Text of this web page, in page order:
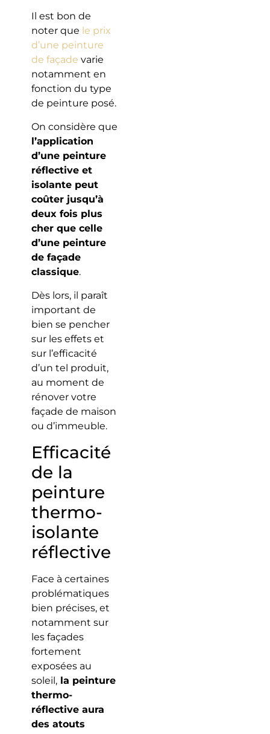
Il est bon de
noter que le prix
d’une peinture
de façade varie
notamment en
fonction du type
de peinture posé.
On considère que
l’application
d’une peinture
réflective et
isolante peut
coûter jusqu’à
deux fois plus
cher que celle
d’une peinture
de façade
classique.
Dès lors, il paraît
important de
bien se pencher
sur les effets et
sur l’efficacité
d’un tel produit,
au moment de
rénover votre
façade de maison
ou d’immeuble.
Efficacité
de la
peinture
thermo-
isolante
réflective
Face à certaines
problématiques
bien précises, et
notamment sur
les façades
fortement
exposées au
soleil,la peinture
thermo-
réflective aura
des atouts